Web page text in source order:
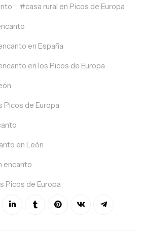
casa rural en Picos de Europa
en España
en los Picos de Europa
Picos de Europa
en León
encanto
Picos de Europa